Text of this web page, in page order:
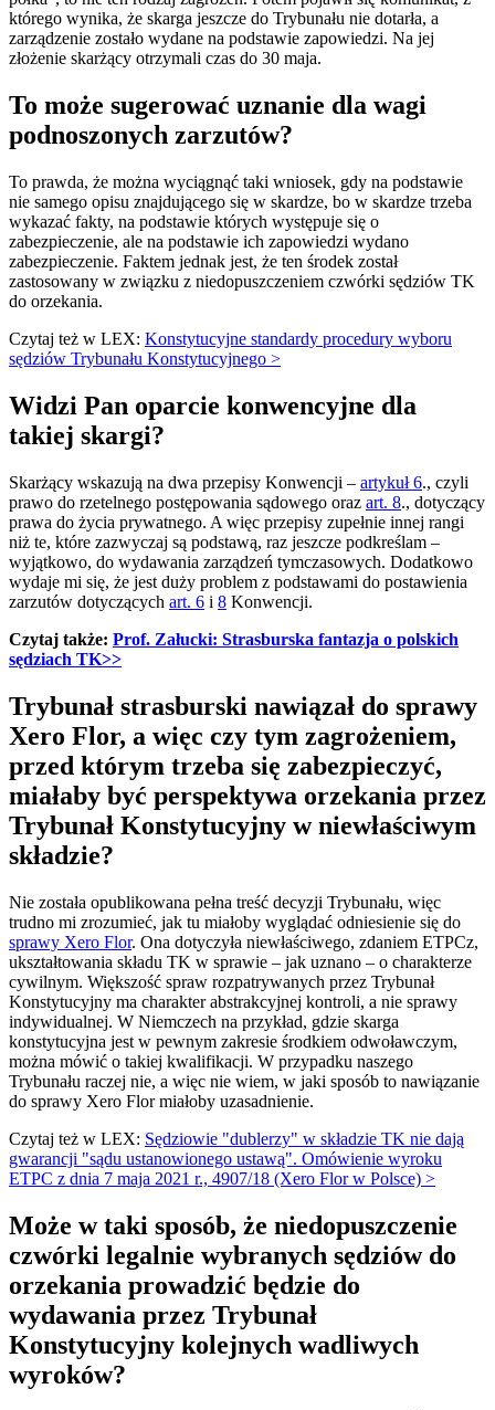
którego wynika, że skarga jeszcze do Trybunału nie dotarła, a
zarządzenie zostało wydane na podstawie zapowiedzi. Na jej
złożenie skarżący otrzymali czas do 30 maja.
To może sugerować uznanie dla wagi
podnoszonych zarzutów?
To prawda, że można wyciągnąć taki wniosek, gdy na podstawie
nie samego opisu znajdującego się w skardze, bo w skardze trzeba
wykazać fakty, na podstawie których występuje się o
zabezpieczenie, ale na podstawie ich zapowiedzi wydano
zabezpieczenie. Faktem jednak jest, że ten środek został
zastosowany w związku z niedopuszczeniem czwórki sędziów TK
do orzekania.
Czytaj też w LEX: Konstytucyjne standardy procedury wyboru
sędziów Trybunału Konstytucyjnego >
Widzi Pan oparcie konwencyjne dla
takiej skargi?
Skarżący wskazują na dwa przepisy Konwencji – artykuł 6., czyli
prawo do rzetelnego postępowania sądowego oraz art. 8., dotyczący
prawa do życia prywatnego. A więc przepisy zupełnie innej rangi
niż te, które zazwyczaj są podstawą, raz jeszcze podkreślam –
wyjątkowo, do wydawania zarządzeń tymczasowych. Dodatkowo
wydaje mi się, że jest duży problem z podstawami do postawienia
zarzutów dotyczących art. 6 i 8 Konwencji.
Czytaj także: Prof. Załucki: Strasburska fantazja o polskich
sędziach TK>>
Trybunał strasburski nawiązał do sprawy
Xero Flor, a więc czy tym zagrożeniem,
przed którym trzeba się zabezpieczyć,
miałaby być perspektywa orzekania przez
Trybunał Konstytucyjny w niewłaściwym
składzie?
Nie została opublikowana pełna treść decyzji Trybunału, więc
trudno mi zrozumieć, jak tu miałoby wyglądać odniesienie się do
sprawy Xero Flor. Ona dotyczyła niewłaściwego, zdaniem ETPCz,
ukształtowania składu TK w sprawie – jak uznano – o charakterze
cywilnym. Większość spraw rozpatrywanych przez Trybunał
Konstytucyjny ma charakter abstrakcyjnej kontroli, a nie sprawy
indywidualnej. W Niemczech na przykład, gdzie skarga
konstytucyjna jest w pewnym zakresie środkiem odwoławczym,
można mówić o takiej kwalifikacji. W przypadku naszego
Trybunału raczej nie, a więc nie wiem, w jaki sposób to nawiązanie
do sprawy Xero Flor miałoby uzasadnienie.
Czytaj też w LEX: Sędziowie "dublerzy" w składzie TK nie dają
gwarancji "sądu ustanowionego ustawą". Omówienie wyroku
ETPC z dnia 7 maja 2021 r., 4907/18 (Xero Flor w Polsce) >
Może w taki sposób, że niedopuszczenie
czwórki legalnie wybranych sędziów do
orzekania prowadzić będzie do
wydawania przez Trybunał
Konstytucyjny kolejnych wadliwych
wyroków?